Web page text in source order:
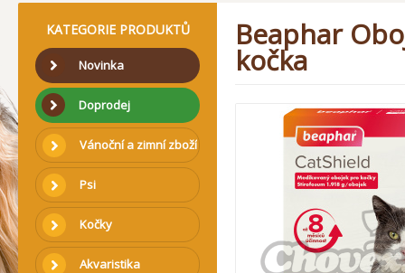
KATEGORIE PRODUKTŮ
Novinka
Doprodej
Vánoční a zimní zboží
Psi
Kočky
Akvaristika
Beaphar
kočka